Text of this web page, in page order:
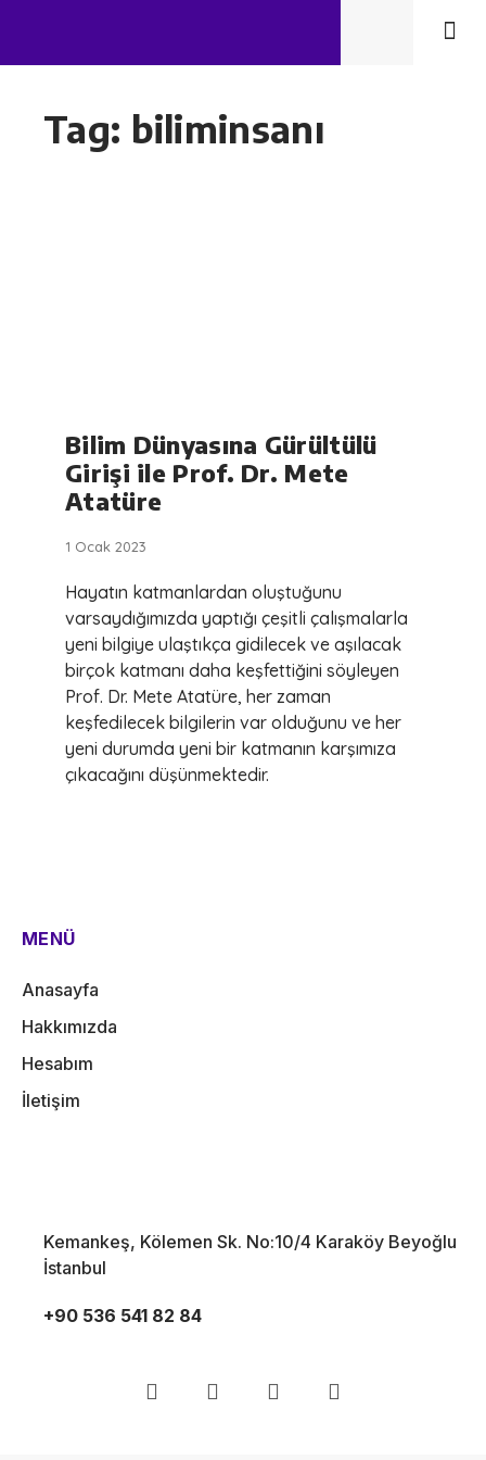
Tag: biliminsanı
Bilim Dünyasına Gürültülü
Girişi ile Prof. Dr. Mete
Atatüre
1 Ocak 2023
Hayatın katmanlardan oluştuğunu
varsaydığımızda yaptığı çeşitli çalışmalarla
yeni bilgiye ulaştıkça gidilecek ve aşılacak
birçok katmanı daha keşfettiğini söyleyen
Prof. Dr. Mete Atatüre, her zaman
keşfedilecek bilgilerin var olduğunu ve her
yeni durumda yeni bir katmanın karşımıza
çıkacağını düşünmektedir.
MENÜ
Anasayfa
Hakkımızda
Hesabım
İletişim
Kemankeş, Kölemen Sk. No:10/4 Karaköy Beyoğlu
İstanbul
+90 536 541 82 84